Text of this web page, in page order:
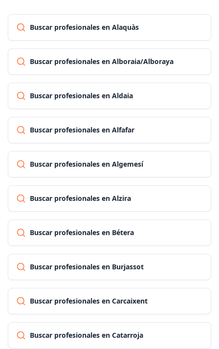
Buscar profesionales en Alaquàs
Buscar profesionales en Alboraia/Alboraya
Buscar profesionales en Aldaia
Buscar profesionales en Alfafar
Buscar profesionales en Algemesí
Buscar profesionales en Alzira
Buscar profesionales en Bétera
Buscar profesionales en Burjassot
Buscar profesionales en Carcaixent
Buscar profesionales en Catarroja